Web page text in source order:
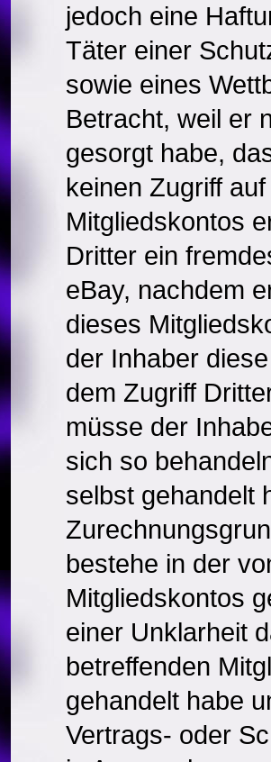
jedoch eine
Täter einer
sowie eines
Betracht, weil er
gesorgt habe,
keinen Zugriff
Mitgliedskontos
Dritter ein
eBay, nachdem
dieses
der Inhaber
dem Zugriff
müsse der
sich so
selbst gehandelt
bestehe in der
Mitgliedskontos
einer Unklarheit
betreffenden
gehandelt habe
Vertrags- oder